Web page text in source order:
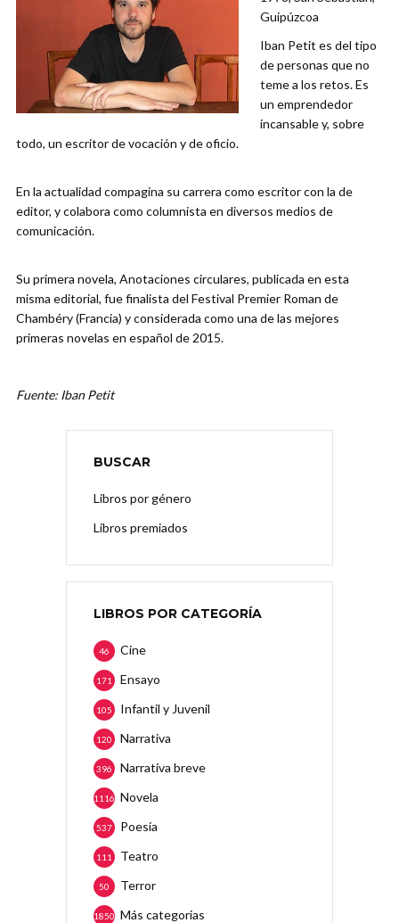
Guipúzcoa
Iban Petit es del tipo
de personas que no
teme a los retos. Es
un emprendedor
incansable y, sobre
todo, un escritor de vocación y de oficio.
En la actualidad compagina su carrera como escritor con la de
editor, y colabora como columnista en diversos medios de
comunicación.
Su primera novela, Anotaciones circulares, publicada en esta
misma editorial, fue finalista del Festival Premier Roman de
Chambéry (Francia) y considerada como una de las mejores
primeras novelas en español de 2015.
Fuente: Iban Petit
BUSCAR
Libros por género
Libros premiados
LIBROS POR CATEGORÍA
Cine
46
Ensayo
171
Infantil y Juvenil
105
Narrativa
120
Narrativa breve
396
Novela
1116
Poesía
537
Teatro
111
Terror
50
Más categorias
1850